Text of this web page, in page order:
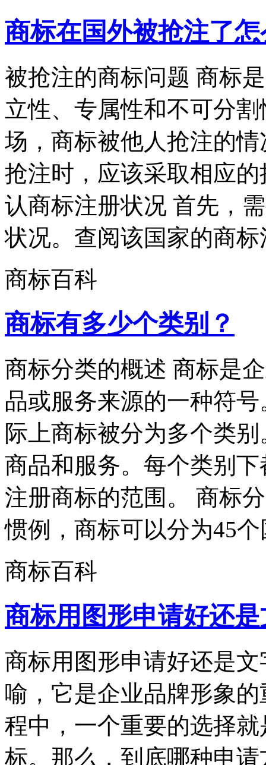
商标在国外被抢注了
被抢注的商标问题 商标
立性、专属性和不可分
场，商标被他人抢注的
抢注时，应该采取相应
认商标注册状况 首先，
状况。查阅该国家的商
商标百科
商标有多少个类别？
商标分类的概述 商标是
品或服务来源的一种符
际上商标被分为多个类
商品和服务。每个类别
注册商标的范围。 商标
惯例，商标可以分为45
商标百科
商标用图形申请好还
商标用图形申请好还是
喻，它是企业品牌形象
程中，一个重要的选择
标。那么，到底哪种申